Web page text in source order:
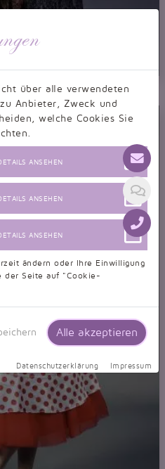
TW0032A
durchsichtig sexy trägerlos
über alle verwendeten
Anbieter, Zweck und
welche Cookies Sie
ANSEHEN
ANSEHEN
ANSEHEN
ändern oder Ihre Einwilligung
der Seite auf "Cookie-
Alle akzeptieren
Datenschutzerklärung Impressum